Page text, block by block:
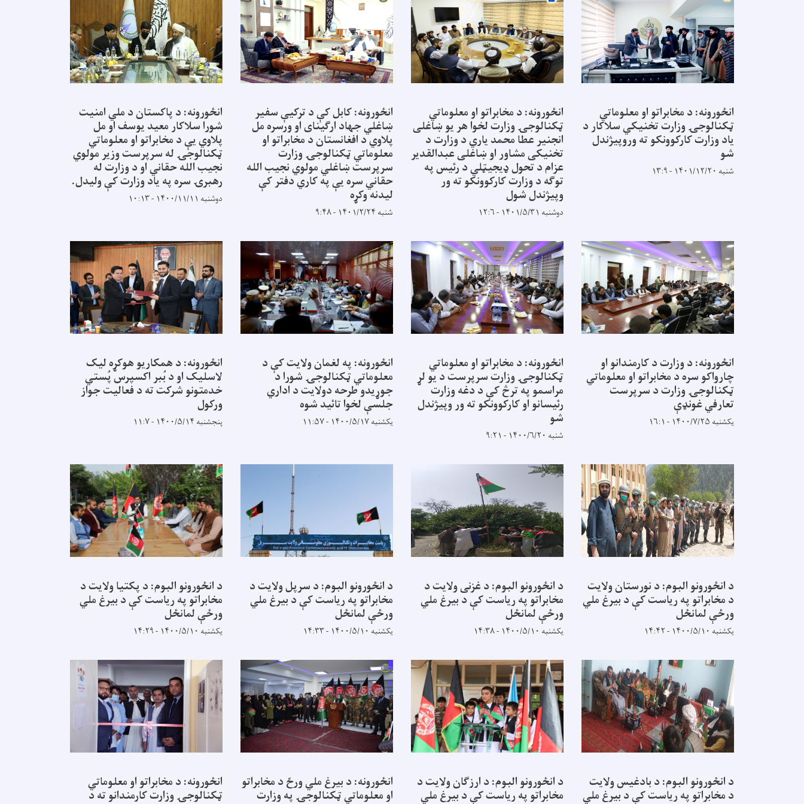
انځورونه: د مخابراتو او معلوماتي
ټکنالوجۍ وزارت تخنیکي سلاکار د
یاد وزارت کارکوونکو ته وروپیژندل
شو
شنبه ۱۴۰۱/۱۲/۲۰ - ۱۳:۹
انځورونه: د مخابراتو او معلوماتي
ټکنالوجۍ وزارت لخوا هر یو ښاغلی
انجنیر عطا محمد یاري د وزارت د
تخنیکی مشاور او ښاغلی عبدالقدیر
عزام د تحول ډیجیټلي د رئیس په
توګه د وزارت کارکوونکو ته ور
وپيژندل شول
دوشنبه ۱۴۰۱/۵/۳۱ - ۱۲:۶
انځورونه: کابل کې د ترکیې سفیر
ښاغلي جهاد ارګینای او ورسره مل
پلاوي د افغانستان د مخابراتو او
معلوماتي ټکنالوجۍ وزارت
سرپرست ښاغلي مولوي نجیب الله
حقاني سره یې په کاري دفتر کې
لیدنه وکړه
شنبه ۱۴۰۱/۲/۲۴ - ۹:۴۸
انځورونه: د پاکستان د ملي امنیت
شورا سلاکار معید یوسف او مل
پلاوي یې د مخابراتو او معلوماتي
ټکنالوجۍ له سرپرست وزیر مولوي
نجیب الله حقاني او د وزارت له
رهبرۍ سره په یاد وزارت کې ولیدل.
دوشنبه ۱۴۰۰/۱۱/۱۱ - ۱۰:۱۳
انځورونه: د وزارت د کارمندانو او
چارواکو سره د مخابراتو او معلوماتي
ټکنالوجۍ وزارت د سرپرست
تعارفي غونډې
یکشنبه ۱۴۰۰/۷/۲۵ - ۱۶:۱
انځورونه: د مخابراتو او معلوماتي
ټکنالوجۍ وزارت سرپرست د یو لړ
مراسمو په ترڅ کې د دغه وزارت
رئیسانو او کارکوونکو ته ور وپیژندل
شو
شنبه ۱۴۰۰/۶/۲۰ - ۹:۲۱
انځورونه: په لغمان ولایت کې د
معلوماتي ټکنالوجۍ شورا د
جوړیدو طرحه دولایت د اداري
جلسې لخوا تائید شوه
یکشنبه ۱۴۰۰/۵/۱۷ - ۱۱:۵۷
انځورونه: د همکاریو هوکړه لیک
لاسلیک او د بُبر اکسپرس پُستي
خدمتونو شرکت ته د فعالیت جواز
ورکول
پنجشنبه ۱۴۰۰/۵/۱۴ - ۱۱:۷
د انځورونو البوم: د نورستان ولایت
د مخابراتو په ریاست کې د بیرغ ملي
ورځې لمانځل
یکشنبه ۱۴۰۰/۵/۱۰ - ۱۴:۴۲
د انځورونو البوم: د غزنی ولایت د
مخابراتو په ریاست کې د بیرغ ملي
ورځې لمانځل
یکشنبه ۱۴۰۰/۵/۱۰ - ۱۴:۳۸
د انځورونو البوم: د سرپل ولایت د
مخابراتو په ریاست کې د بیرغ ملي
ورځې لمانځل
یکشنبه ۱۴۰۰/۵/۱۰ - ۱۴:۳۳
د انځورونو البوم: د پکتیا ولایت د
مخابراتو په ریاست کې د بیرغ ملي
ورځې لمانځل
یکشنبه ۱۴۰۰/۵/۱۰ - ۱۴:۲۹
د انځورونو البوم: د بادغیس ولایت
د مخابراتو په ریاست کې د بیرغ ملي
د انځورونو البوم: د ارزګان ولایت د
مخابراتو په ریاست کې د بیرغ ملي
انځورونه: د بیرغ ملي ورځ د مخابراتو
او معلوماتي ټکنالوجۍ په وزارت
انځورونه: د مخابراتو او معلوماتي
ټکنالوجۍ وزارت کارمندانو ته د